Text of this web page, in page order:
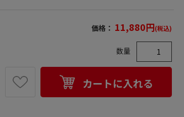
価格： 11,880円(税込)
数量
カートに入れる